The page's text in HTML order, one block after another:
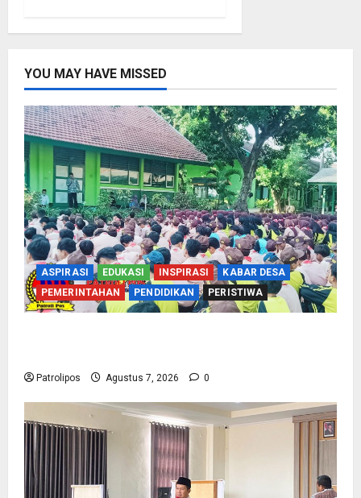
YOU MAY HAVE MISSED
ASPIRASI EDUKASI INSPIRASI
KABAR DESA
PEMERINTAHAN
PENDIDIKAN PERISTIWA
Patrolipos Agustus 7, 2026 0